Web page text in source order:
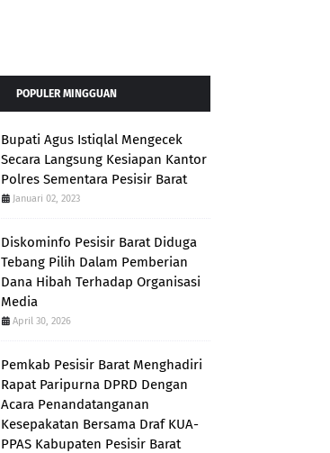
POPULER MINGGUAN
Bupati Agus Istiqlal Mengecek
Secara Langsung Kesiapan Kantor
Polres Sementara Pesisir Barat
Januari 02, 2023
Diskominfo Pesisir Barat Diduga
Tebang Pilih Dalam Pemberian
Dana Hibah Terhadap Organisasi
Media
April 30, 2026
Pemkab Pesisir Barat Menghadiri
Rapat Paripurna DPRD Dengan
Acara Penandatanganan
Kesepakatan Bersama Draf KUA-
PPAS Kabupaten Pesisir Barat